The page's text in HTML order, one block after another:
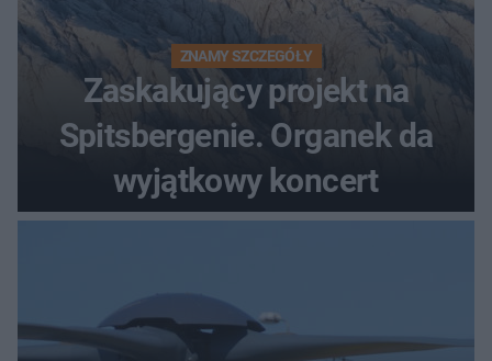
ZNAMY SZCZEGÓŁY
Zaskakujący projekt na
Spitsbergenie. Organek da
wyjątkowy koncert